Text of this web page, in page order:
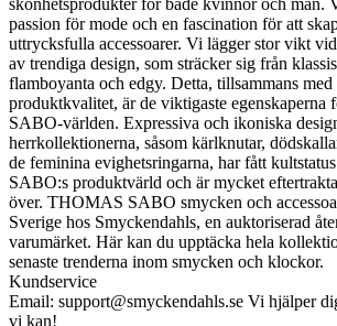
skönhetsprodukter för både kvinnor och män.
passion för mode och en fascination för att
uttrycksfulla accessoarer. Vi lägger stor vikt
av trendiga design, som sträcker sig från
flamboyanta och edgy. Detta, tillsammans med
produktkvalitet, är de viktigaste
SABO-världen. Expressiva och ikoniska
herrkollektionerna, såsom kärlknutar,
de feminina evighetsringarna, har fått
SABO:s produktvärld och är mycket
över. THOMAS SABO smycken och
Sverige hos Smyckendahls, en auktoriserad
varumärket. Här kan du upptäcka hela
senaste trenderna inom smycken och klockor.
Kundservice
Email: support@smyckendahls.se Vi hjälper
vi kan!